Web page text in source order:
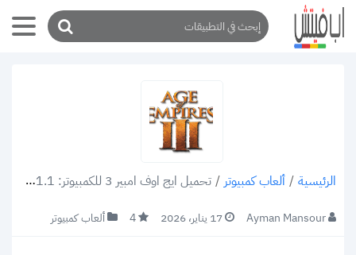
الرئيسية / ألعاب كمبيوتر / تحميل ايج اوف امبير 3 للكمبيوتر: Age of Empires III v1.1 – رابط مجاني مباشر!
Ayman Mansour 17 يناير، 2026 4 ألعاب كمبيوتر